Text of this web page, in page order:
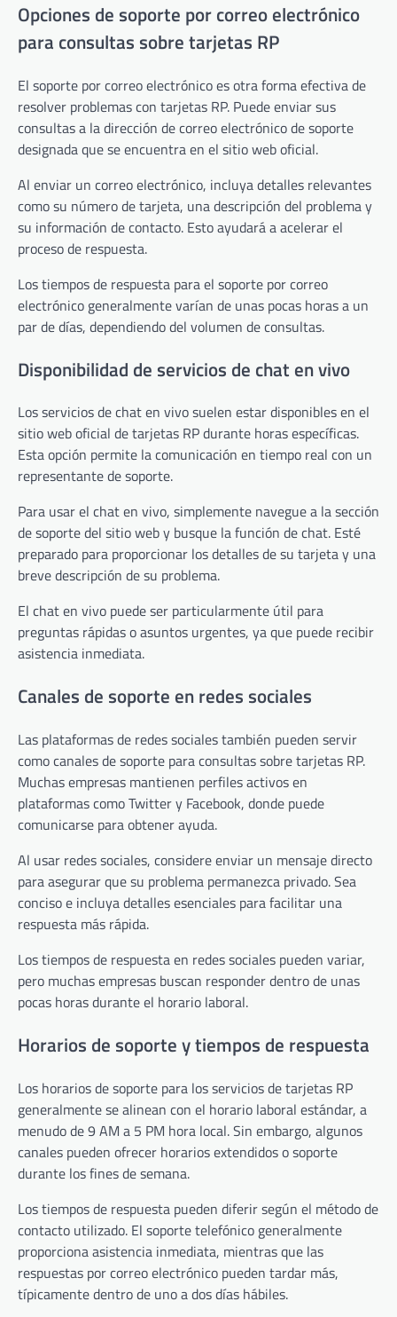
Opciones de soporte por correo electrónico
para consultas sobre tarjetas RP
El soporte por correo electrónico es otra forma efectiva de
resolver problemas con tarjetas RP. Puede enviar sus
consultas a la dirección de correo electrónico de soporte
designada que se encuentra en el sitio web oficial.
Al enviar un correo electrónico, incluya detalles relevantes
como su número de tarjeta, una descripción del problema y
su información de contacto. Esto ayudará a acelerar el
proceso de respuesta.
Los tiempos de respuesta para el soporte por correo
electrónico generalmente varían de unas pocas horas a un
par de días, dependiendo del volumen de consultas.
Disponibilidad de servicios de chat en vivo
Los servicios de chat en vivo suelen estar disponibles en el
sitio web oficial de tarjetas RP durante horas específicas.
Esta opción permite la comunicación en tiempo real con un
representante de soporte.
Para usar el chat en vivo, simplemente navegue a la sección
de soporte del sitio web y busque la función de chat. Esté
preparado para proporcionar los detalles de su tarjeta y una
breve descripción de su problema.
El chat en vivo puede ser particularmente útil para
preguntas rápidas o asuntos urgentes, ya que puede recibir
asistencia inmediata.
Canales de soporte en redes sociales
Las plataformas de redes sociales también pueden servir
como canales de soporte para consultas sobre tarjetas RP.
Muchas empresas mantienen perfiles activos en
plataformas como Twitter y Facebook, donde puede
comunicarse para obtener ayuda.
Al usar redes sociales, considere enviar un mensaje directo
para asegurar que su problema permanezca privado. Sea
conciso e incluya detalles esenciales para facilitar una
respuesta más rápida.
Los tiempos de respuesta en redes sociales pueden variar,
pero muchas empresas buscan responder dentro de unas
pocas horas durante el horario laboral.
Horarios de soporte y tiempos de respuesta
Los horarios de soporte para los servicios de tarjetas RP
generalmente se alinean con el horario laboral estándar, a
menudo de 9 AM a 5 PM hora local. Sin embargo, algunos
canales pueden ofrecer horarios extendidos o soporte
durante los fines de semana.
Los tiempos de respuesta pueden diferir según el método de
contacto utilizado. El soporte telefónico generalmente
proporciona asistencia inmediata, mientras que las
respuestas por correo electrónico pueden tardar más,
típicamente dentro de uno a dos días hábiles.